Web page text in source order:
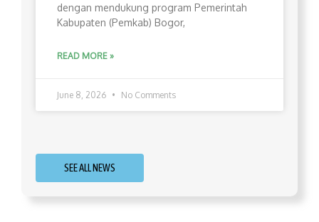
dengan mendukung program Pemerintah
Kabupaten (Pemkab) Bogor,
READ MORE »
June 8, 2026 No Comments
SEE ALL NEWS